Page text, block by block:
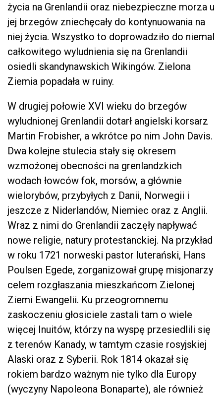
życia na Grenlandii oraz niebezpieczne morza u
jej brzegów zniechęcały do kontynuowania na
niej życia. Wszystko to doprowadziło do niemal
całkowitego wyludnienia się na Grenlandii
osiedli skandynawskich Wikingów. Zielona
Ziemia popadała w ruiny.
W drugiej połowie XVI wieku do brzegów
wyludnionej Grenlandii dotarł angielski korsarz
Martin Frobisher, a wkrótce po nim John Davis.
Dwa kolejne stulecia stały się okresem
wzmożonej obecności na grenlandzkich
wodach łowców fok, morsów, a głównie
wielorybów, przybyłych z Danii, Norwegii i
jeszcze z Niderlandów, Niemiec oraz z Anglii.
Wraz z nimi do Grenlandii zaczęły napływać
nowe religie, natury protestanckiej. Na przykład
w roku 1721 norweski pastor luterański, Hans
Poulsen Egede, zorganizował grupę misjonarzy
celem rozgłaszania mieszkańcom Zielonej
Ziemi Ewangelii. Ku przeogromnemu
zaskoczeniu głosiciele zastali tam o wiele
więcej Inuitów, którzy na wyspę przesiedlili się
z terenów Kanady, w tamtym czasie rosyjskiej
Alaski oraz z Syberii. Rok 1814 okazał się
rokiem bardzo ważnym nie tylko dla Europy
(wyczyny Napoleona Bonaparte), ale również